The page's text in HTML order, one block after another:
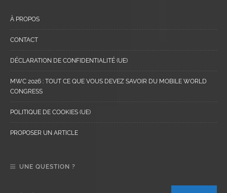
À PROPOS
CONTACT
DÉCLARATION DE CONFIDENTIALITÉ (UE)
MWC 2026 : TOUT CE QUE VOUS DEVEZ SAVOIR DU MOBILE WORLD
CONGRESS
POLITIQUE DE COOKIES (UE)
PROPOSER UN ARTICLE
UNE QUESTION ?